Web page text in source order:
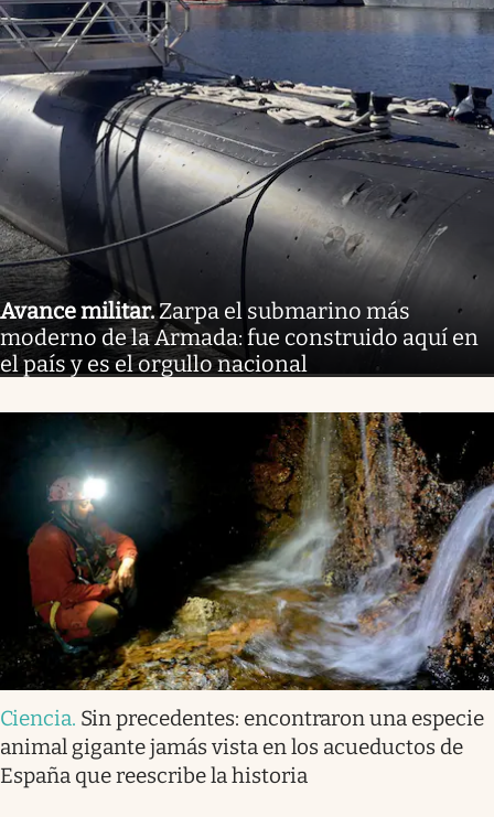
Avance militar.Zarpa el submarino más
moderno de la Armada: fue construido aquí en
el país y es el orgullo nacional
Ciencia. Sin precedentes: encontraron una especie
animal gigante jamás vista en los acueductos de
España que reescribe la historia